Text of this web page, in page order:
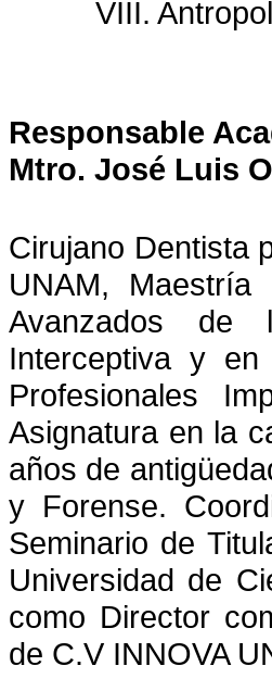
VIII.
Responsable
Mtro. José Luis
Cirujano Dentista
UNAM,
Avanzados de
Interceptiva y
Profesionales
Asignatura en la
años de
y Forense.
Seminario de
Universidad de
como Director
de C.V INNOVA